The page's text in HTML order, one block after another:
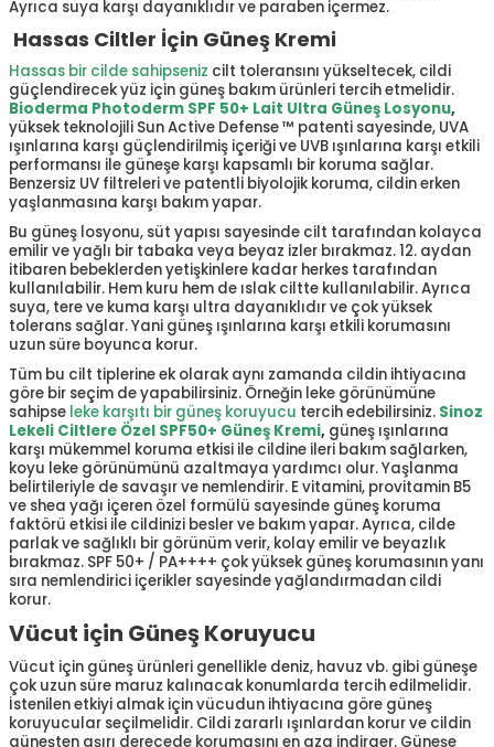
Ayrıca suya karşı dayanıklıdır ve paraben içermez.
Hassas Ciltler İçin Güneş Kremi
Hassas bir cilde sahipseniz cilt toleransını yükseltecek, cildi
güçlendirecek yüz için güneş bakım ürünleri tercih etmelidir.
Bioderma Photoderm SPF 50+ Lait Ultra Güneş Losyonu,
yüksek teknolojili Sun Active Defense ™ patenti sayesinde, UVA
ışınlarına karşı güçlendirilmiş içeriği ve UVB ışınlarına karşı etkili
performansı ile güneşe karşı kapsamlı bir koruma sağlar.
Benzersiz UV filtreleri ve patentli biyolojik koruma, cildin erken
yaşlanmasına karşı bakım yapar.
Bu güneş losyonu, süt yapısı sayesinde cilt tarafından kolayca
emilir ve yağlı bir tabaka veya beyaz izler bırakmaz. 12. aydan
itibaren bebeklerden yetişkinlere kadar herkes tarafından
kullanılabilir. Hem kuru hem de ıslak ciltte kullanılabilir. Ayrıca
suya, tere ve kuma karşı ultra dayanıklıdır ve çok yüksek
tolerans sağlar. Yani güneş ışınlarına karşı etkili korumasını
uzun süre boyunca korur.
Tüm bu cilt tiplerine ek olarak aynı zamanda cildin ihtiyacına
göre bir seçim de yapabilirsiniz. Örneğin leke görünümüne
sahipse leke karşıtı bir güneş koruyucu tercih edebilirsiniz. Sinoz
Lekeli Ciltlere Özel SPF50+ Güneş Kremi, güneş ışınlarına
karşı mükemmel koruma etkisi ile cildine ileri bakım sağlarken,
koyu leke görünümünü azaltmaya yardımcı olur. Yaşlanma
belirtileriyle de savaşır ve nemlendirir. E vitamini, provitamin B5
ve shea yağı içeren özel formülü sayesinde güneş koruma
faktörü etkisi ile cildinizi besler ve bakım yapar. Ayrıca, cilde
parlak ve sağlıklı bir görünüm verir, kolay emilir ve beyazlık
bırakmaz. SPF 50+ / PA++++ çok yüksek güneş korumasının yanı
sıra nemlendirici içerikler sayesinde yağlandırmadan cildi
korur.
Vücut için Güneş Koruyucu
Vücut için güneş ürünleri genellikle deniz, havuz vb. gibi güneşe
çok uzun süre maruz kalınacak konumlarda tercih edilmelidir.
İstenilen etkiyi almak için vücudun ihtiyacına göre güneş
koruyucular seçilmelidir. Cildi zararlı ışınlardan korur ve cildin
güneşten aşırı derecede korumasını en aza indirger. Güneşe